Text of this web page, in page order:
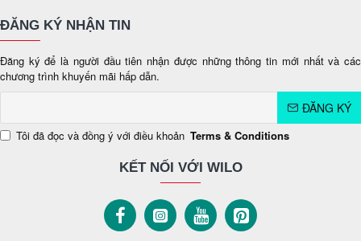
ĐĂNG KÝ NHẬN TIN
Đăng ký để là người đầu tiên nhận được những thông tin mới nhất và các
chương trình khuyến mãi hấp dẫn.
ĐĂNG KÝ
Tôi đã đọc và đồng ý với điều khoản Terms & Conditions
KẾT NỐI VỚI WILO